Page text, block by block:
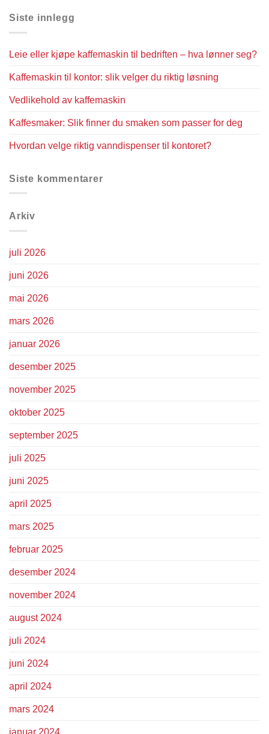
Siste innlegg
Leie eller kjøpe kaffemaskin til bedriften – hva lønner seg?
Kaffemaskin til kontor: slik velger du riktig løsning
Vedlikehold av kaffemaskin
Kaffesmaker: Slik finner du smaken som passer for deg
Hvordan velge riktig vanndispenser til kontoret?
Siste kommentarer
Arkiv
juli 2026
juni 2026
mai 2026
mars 2026
januar 2026
desember 2025
november 2025
oktober 2025
september 2025
juli 2025
juni 2025
april 2025
mars 2025
februar 2025
desember 2024
november 2024
august 2024
juli 2024
juni 2024
april 2024
mars 2024
januar 2024